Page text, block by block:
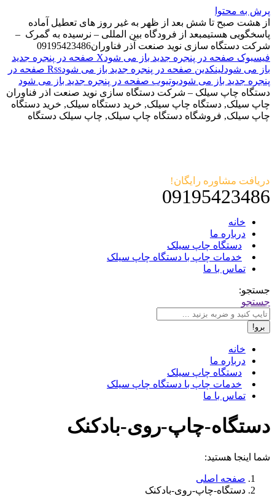
پرش به محتوا
از هشت صبح تا شش بعد از ظهر به غیر روز های تعطیل آماده
پاسخگویی هستیمبعد از فرودگاه بین المللی – نرسیده به گمرک –
شرکت دستگاه سازی نوید صنعت آذر فناوران09195423486
فیسبوک صفحه در پنجره جدید باز می شود
X صفحه در پنجره جدید
باز می شودلینکدین صفحه در پنجره جدید باز می شود
Rss صفحه در
پنجره جدید باز می شودیوتیوب صفحه در پنجره جدید باز می شود
دستگاه چاپ سیلک – شرکت دستگاه سازی نوید صنعت اذر فناوران
چاپ سیلک, دستگاه چاپ سیلک, خرید دستگاه سیلک, خرید دستگاه
چاپ سیلک, فروشگاه دستگاه چاپ سیلک, چاپ سیلک دستگاه
دریافت مشاوره رایگان!
09195423486
خانه
درباره ما
دستگاه چاپ سیلک
خدمات چاپ با دستگاه چاپ سیلک
تماس با ما
جستجو:
جستجو
خانه
درباره ما
دستگاه چاپ سیلک
خدمات چاپ با دستگاه چاپ سیلک
تماس با ما
دستگاه-چاپ-روی-بادکنک
شما اینجا هستید:
صفحه اصلی
دستگاه-چاپ-روی-بادکنک